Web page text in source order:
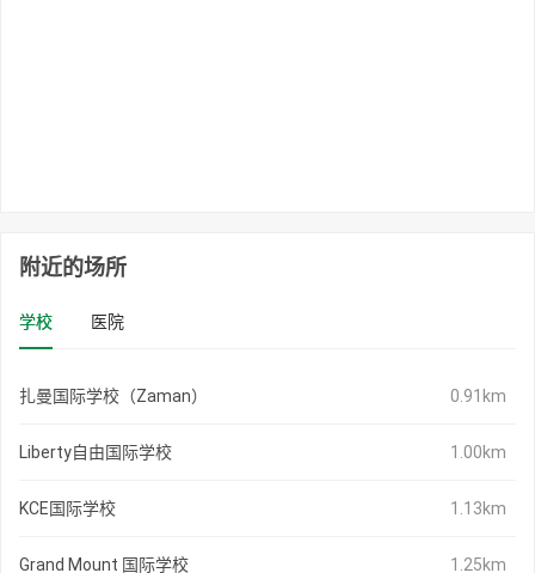
附近的场所
学校 医院
扎曼国际学校（Zaman） 0.91km
Liberty自由国际学校 1.00km
KCE国际学校 1.13km
Grand Mount 国际学校 1.25km